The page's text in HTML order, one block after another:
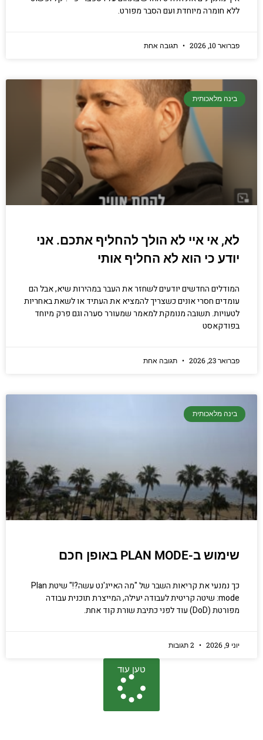
ללא חומרה מיוחדת ועם הסבר מפורט.
פברואר 10, 2026 תגובה אחת
בינה מלאכותית
לא, אי איי לא הולך להחליף אתכם. אני
יודע כי הוא לא החליף אותי
המודלים החדשים יודעים לשחזר את העבר במהירות שיא, אבל הם
עומדים חסרי אונים כשצריך להמציא את העתיד או לשאת באחריות
לטעויות. תשובה מנומקת למאמר שמעורר סערה וגם פרק מיוחד
בפודקאסט
פברואר 23, 2026 תגובה אחת
בינה מלאכותית
שימוש ב-PLAN MODE באופן חכם
כך נמנעי את קריאות השבר של "מה האייג'נט עשה?!" שיטת Plan
mode: שיטה קריטית לעבודה יעילה, המייצרת תוכנית עבודה
מפורטת (DoD) עוד לפני כתיבת שורת קוד אחת.
יוני 9, 2026
טען עוד